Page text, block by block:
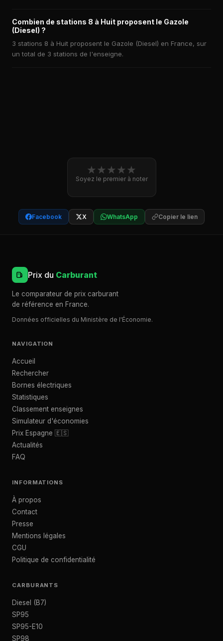
Combien de stations 8 à Huit proposent le Gazole
(Diesel) ?
3 stations 8 à Huit proposent le Gazole (Diesel) en France, sur
un total de 3 stations de l'enseigne.
★★★★★
Soyez le premier à noter
Facebook X WhatsApp Copier le lien
Prix du Carburant
Le comparateur de prix carburant
de référence en France.
Données officielles du Ministère de l'Économie.
NAVIGATION
Accueil
Rechercher
Bornes électriques
Statistiques
Classement enseignes
Simulateur d'économies
Prix Espagne 🇪🇸
Actualités
FAQ
INFORMATIONS
À propos
Contact
Presse
Mentions légales
CGU
Politique de confidentialité
CARBURANTS
Diesel (B7)
SP95
SP95-E10
SP98